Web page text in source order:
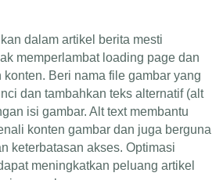
dalam artikel berita mesti
memperlambat loading page dan
Beri nama file gambar yang
dan tambahkan teks alternatif (alt
isi gambar. Alt text membantu
konten gambar dan juga berguna
keterbatasan akses. Optimasi
meningkatkan peluang artikel